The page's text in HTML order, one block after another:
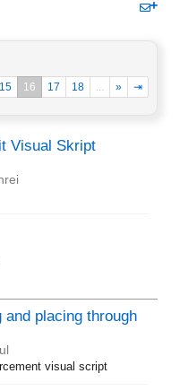
15 16 17 18 ... » ⇥
Visual Skript
placing through
visual script